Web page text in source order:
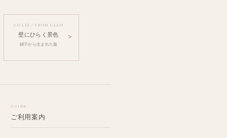
GICLÉE / FROM GLASS
壁にひらく景色
硝子から生まれた版
GUIDE
ご利用案内